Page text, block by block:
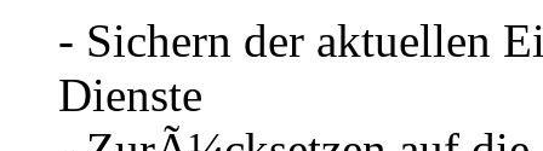
- Sichern der aktuellen
Dienste